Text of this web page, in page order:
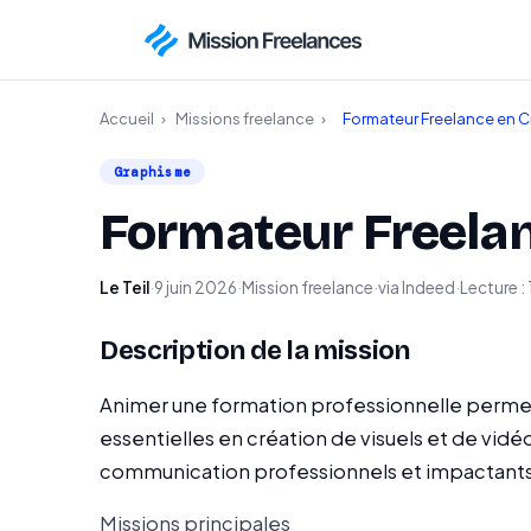
Accueil › Missions freelance › Formateur Freelance en
Graphisme
Formateur
Le Teil·9 juin 2026·Mission freelance·via Indeed·Lecture :
Description de la mission
Animer une formation professionnelle
essentielles en création de visuels et de
communication professionnels et
Missions principales